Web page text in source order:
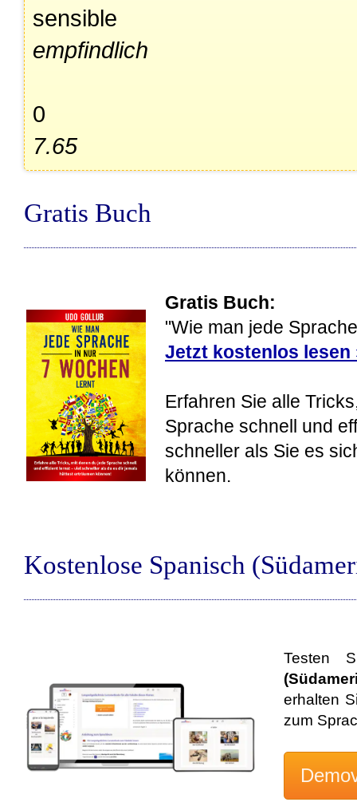
sensible
empfindlich
0
7.65
Gratis Buch
Gratis Buch:
"Wie man jede
Jetzt kostenlos lesen
Erfahren Sie alle
Sprache schnell und
schneller als Sie es
können.
Kostenlose Spanisch
Testen
erhalten
zum